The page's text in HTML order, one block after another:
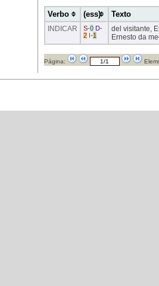
Verbo (ess) Texto
INDICAR S-0 D-
2 -1
del visitante,
Ernesto da
Página: